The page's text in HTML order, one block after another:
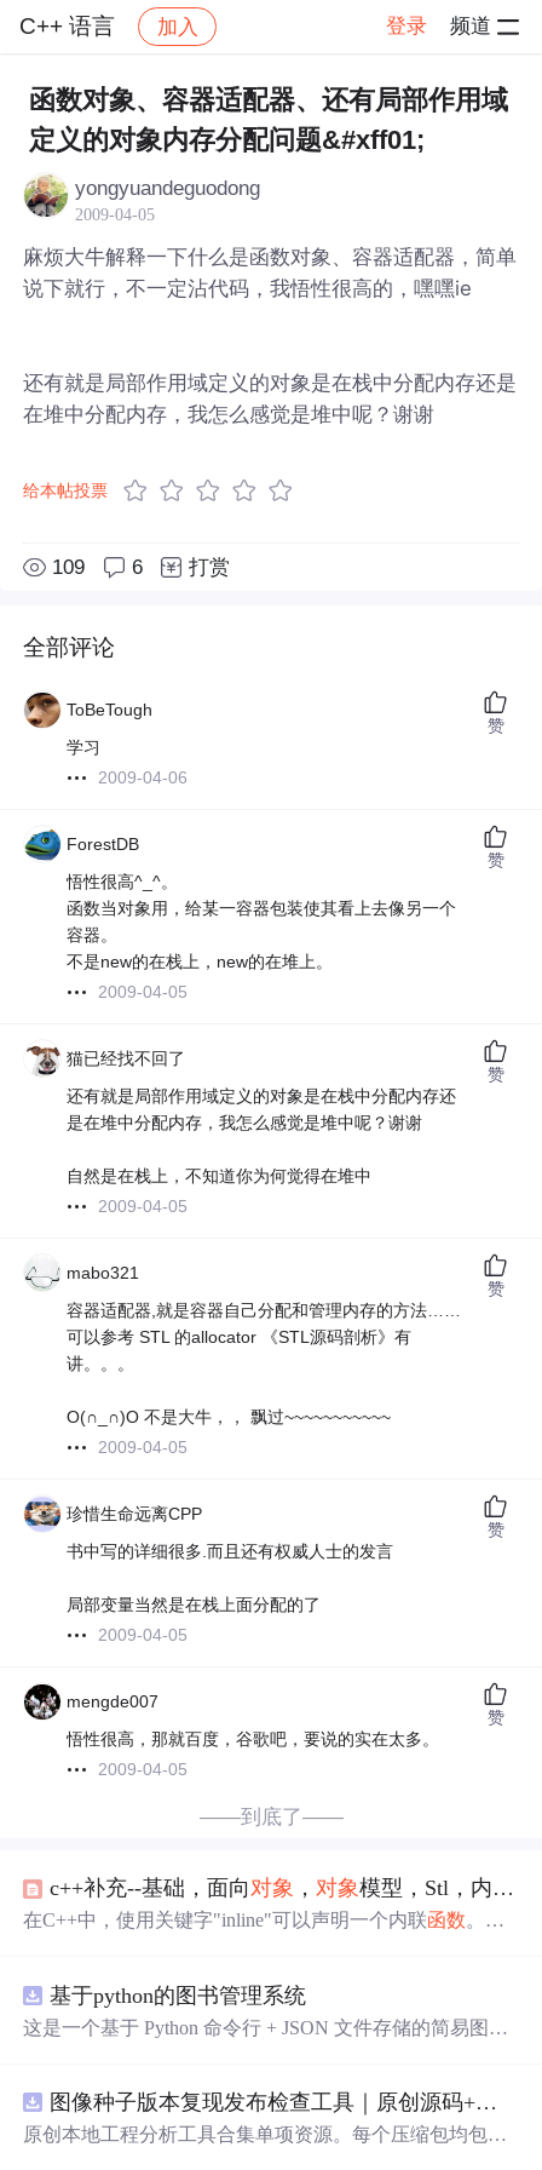
C++ 语言 加入 登录 频道
社区 C++ 语言 帖子详情
函数对象、容器适配器、还有局部作用域
定义的对象内存分配问题&#xff01;
yongyuandeguodong
2009-04-05
麻烦大牛解释一下什么是函数对象、容器适配器，简单
说下就行，不一定沾代码，我悟性很高的，嘿嘿ie
还有就是局部作用域定义的对象是在栈中分配内存还是
在堆中分配内存，我怎么感觉是堆中呢？谢谢
给本帖投票
109 6 打赏
全部评论
ToBeTough
学习
2009-04-06
赞
ForestDB
悟性很高^_^。
函数当对象用，给某一容器包装使其看上去像另一个
容器。
不是new的在栈上，new的在堆上。
2009-04-05
赞
猫已经找不回了
还有就是局部作用域定义的对象是在栈中分配内存还
是在堆中分配内存，我怎么感觉是堆中呢？谢谢
自然是在栈上，不知道你为何觉得在堆中
2009-04-05
赞
mabo321
容器适配器,就是容器自己分配和管理内存的方法……
可以参考 STL 的allocator 《STL源码剖析》有
讲。。。
O(∩_∩)O 不是大牛，， 飘过~~~~~~~~~~~
2009-04-05
赞
珍惜生命远离CPP
书中写的详细很多.而且还有权威人士的发言
局部变量当然是在栈上面分配的了
2009-04-05
赞
mengde007
悟性很高，那就百度，谷歌吧，要说的实在太多。
2009-04-05
赞
——到底了——
c++补充--基础，面向对象 ，对象模型，Stl，内存管理，新特性
在C++中，使用关键字"inline"可以声明一个内联函数。声
避免函数调用的开销．。
基于python的图书管理系统
这是一个基于 Python 命令行 + JSON 文件存储的简易图书
添加、删除、修改、搜索（按书名/作者/ISBN），每本书
记录馆藏总数和当前可借数量。 学生管理：支持学生信息
图像种子版本复现发布检查工具｜原创源码+测试+离线报告
原创本地工程分析工具合集单项资源。每个压缩包均包含